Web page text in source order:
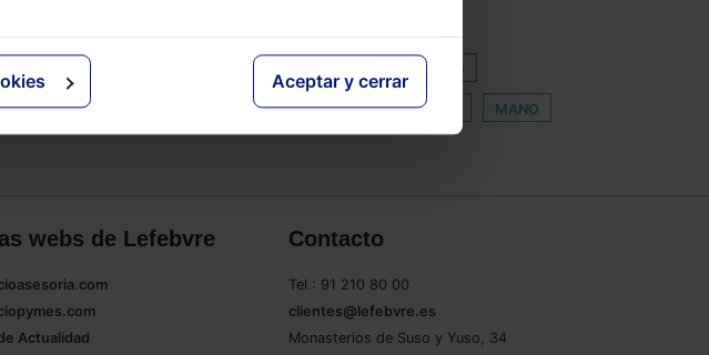
Aceptar y cerrar
ERECHOS DE AUTOR EUGENIO
DE SEXO LIGA DE FUTBOL ESPAÑOLA LIQUIDEZ MANO
webs de Lefebvre
Actualidad
Contacto
Tel.: 91 210 80 00
clientes@lefebvre.es
Monasterios de Suso y Yuso, 34